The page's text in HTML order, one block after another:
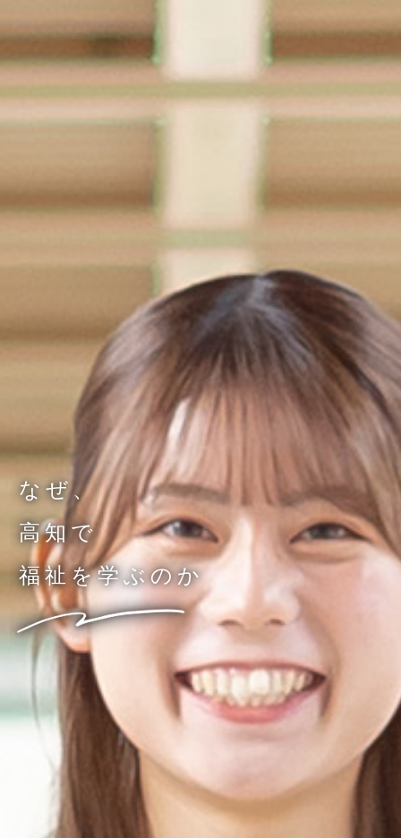
なぜ、
高知で
福祉を学ぶのか